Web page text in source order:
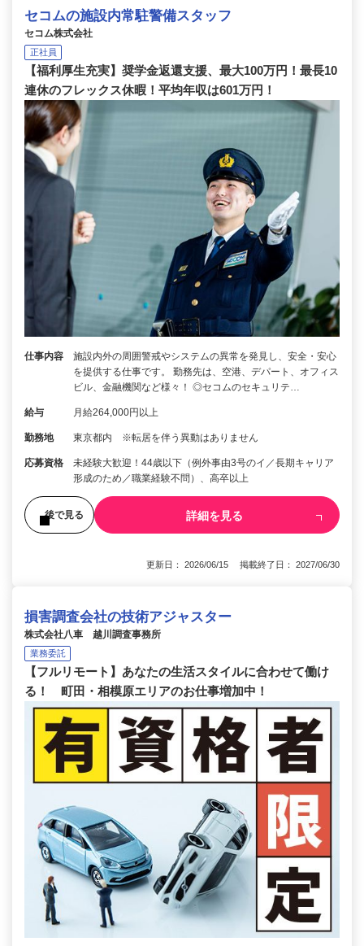
セコムの施設内常駐警備スタッフ
セコム株式会社
正社員
【福利厚生充実】奨学金返還支援、最大100万円！最長10
連休のフレックス休暇！平均年収は601万円！
仕事内容
施設内外の周囲警戒やシステムの異常を発見し、安全・安心
を提供する仕事です。 勤務先は、空港、デパート、オフィス
ビル、金融機関など様々！ ◎セコムのセキュリテ…
給与 月給264,000円以上
勤務地 東京都内 ※転居を伴う異動はありません
応募資格
未経験大歓迎！44歳以下（例外事由3号のイ／長期キャリア
形成のため／職業経験不問）、高卒以上
後で見る 詳細を見る
更新日： 2026/06/15 掲載終了日： 2027/06/30
損害調査会社の技術アジャスター
株式会社八車 越川調査事務所
業務委託
【フルリモート】あなたの生活スタイルに合わせて働け
る！ 町田・相模原エリアのお仕事増加中！